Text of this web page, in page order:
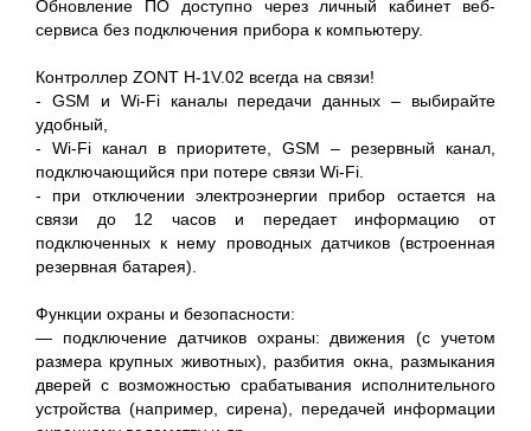
Обновление ПО доступно через личный кабинет веб-
сервиса без подключения прибора к компьютеру.
Контроллер ZONT H-1V.02 всегда на связи!
- GSM и Wi-Fi каналы передачи данных – выбирайте
удобный,
- Wi-Fi канал в приоритете, GSM – резервный канал,
подключающийся при потере связи Wi-Fi.
- при отключении электроэнергии прибор остается на
связи до 12 часов и передает информацию от
подключенных к нему проводных датчиков (встроенная
резервная батарея).
Функции охраны и безопасности:
— подключение датчиков охраны: движения (с учетом
размера крупных животных), разбития окна, размыкания
дверей с возможностью срабатывания исполнительного
устройства (например, сирена), передачей информации